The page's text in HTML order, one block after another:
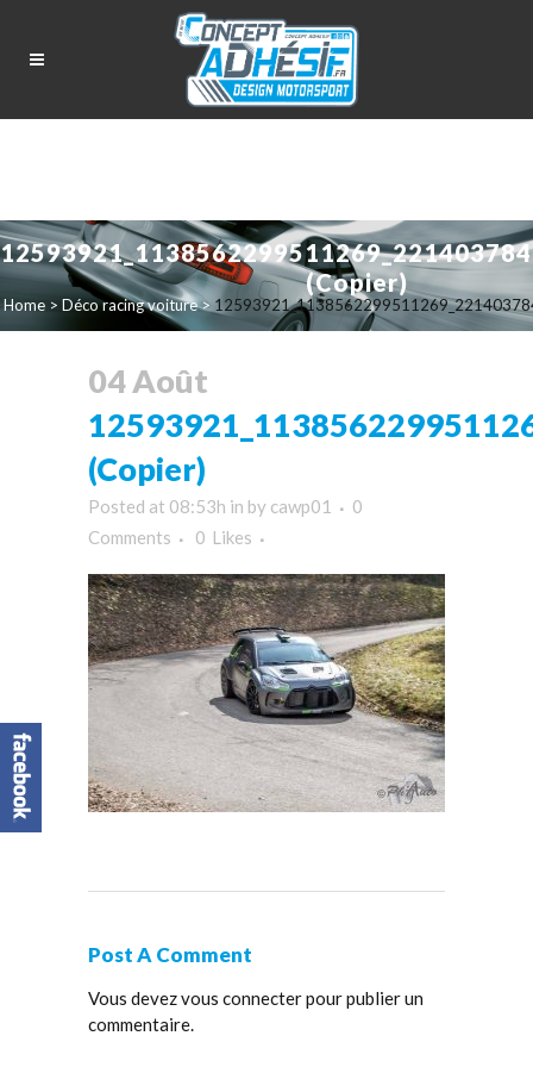
(Copier)
Home> Déco racing voiture>
04 Août
(Copier)
Posted at 08:53h in by cawp01
0
Comments
0 Likes
Post A Comment
Vous devezvous connecterpour publier un
commentaire.